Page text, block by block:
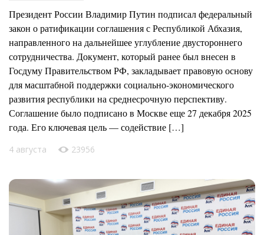
Президент России Владимир Путин подписал федеральный
закон о ратификации соглашения с Республикой Абхазия,
направленного на дальнейшее углубление двустороннего
сотрудничества. Документ, который ранее был внесен в
Госдуму Правительством РФ, закладывает правовую основу
для масштабной поддержки социально-экономического
развития республики на среднесрочную перспективу.
Соглашение было подписано в Москве еще 27 декабря 2025
года. Его ключевая цель — содействие […]
4 августа 23956